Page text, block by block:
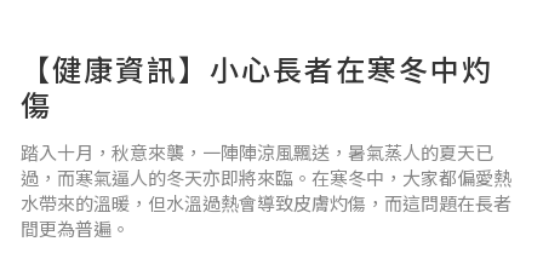
【健康資訊】小心長者在寒冬中灼
傷
踏入十月，秋意來襲，一陣陣涼風飄送，暑氣蒸人的夏天已
過，而寒氣逼人的冬天亦即將來臨。在寒冬中，大家都偏愛熱
水帶來的溫暖，但水溫過熱會導致皮膚灼傷，而這問題在長者
間更為普遍。